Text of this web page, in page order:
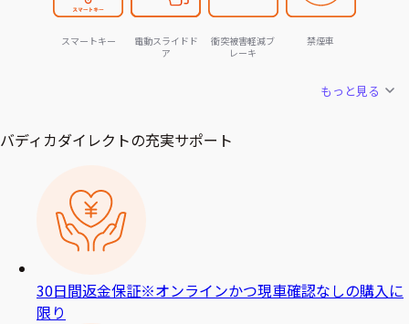
スマートキー
電動スライドド
ア
衝突被害軽減ブ
レーキ
禁煙車
もっと見る
バディカダイレクトの充実サポート
30日間返金保証※オンラインかつ現車確認なしの購入に
限り